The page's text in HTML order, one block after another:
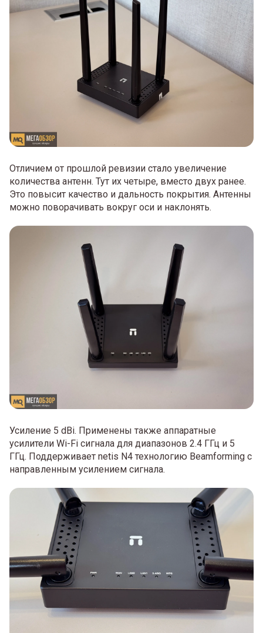
Отличием от прошлой ревизии стало увеличение
количества антенн. Тут их четыре, вместо двух ранее.
Это повысит качество и дальность покрытия. Антенны
можно поворачивать вокруг оси и наклонять.
Усиление 5 dBi. Применены также аппаратные
усилители Wi-Fi сигнала для диапазонов 2.4 ГГц и 5
ГГц. Поддерживает netis N4 технологию Beamforming с
направленным усилением сигнала.